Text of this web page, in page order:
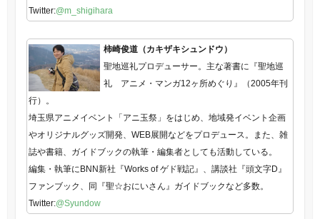
Twitter:@m_shigihara
柿崎俊道（カキザキシュンドウ）
聖地巡礼プロデューサー。主な著書に『聖地巡
礼 アニメ・マンガ12ヶ所めぐり』（2005年刊
行）。
埼玉県アニメイベント「アニ玉祭」をはじめ、地域発イベント企画
やオリジナルグッズ開発、WEB展開などをプロデュース。また、雑
誌や書籍、ガイドブックの執筆・編集者としても活動している。
編集・執筆にBNN新社『Works of ゲド戦記』、講談社『頭文字D』
ファンブック、同『聖☆おにいさん』ガイドブックなど多数。
Twitter:@Syundow